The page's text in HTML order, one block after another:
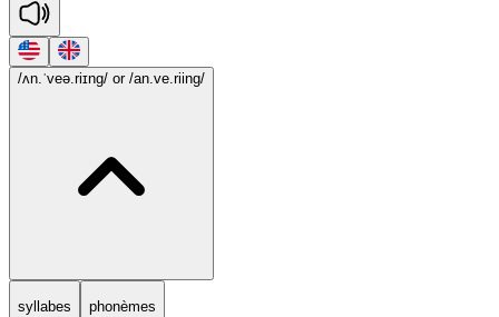
/ʌn.ˈveə.riɪng/ or /an.ve.riing/
syllabes phonèmes